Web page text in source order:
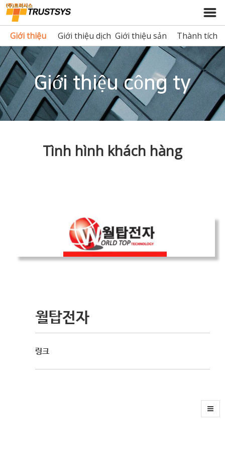
Giới thiệu
công ty
Giới thiệu dịch
vụ
Giới thiệu sản
phẩm
Thành tích
Giới thiệu công ty
Tình hình khách hàng
월탑전자
링크